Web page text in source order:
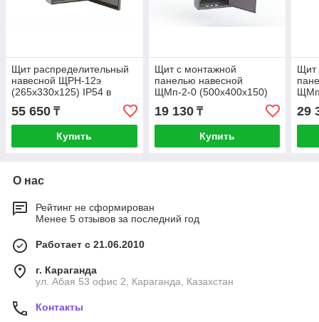
Щит распределительный
навесной ЩРН-12э
(265х330х125) IP54 в
55 650 ₸
Купить
Щит с монтажной
панелью навесной
ЩМп-2-0 (500х400х150)
19 130₸
Купить
Щит
29
О нас
Рейтинг не сформирован
Менее 5 отзывов за последний год
Работает с 21.06.2010
г. Караганда
ул. Абая 53 офис 2, Караганда, Казахстан
Контакты